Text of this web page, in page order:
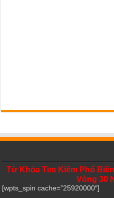
Từ Khóa Tìm Kiếm Phổ
Vòng 30
[wpts_spin cache=”25920000″]